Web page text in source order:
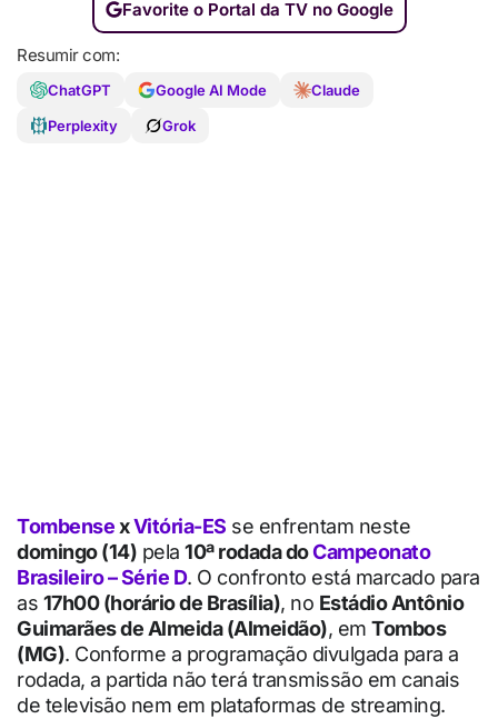
Favorite o Portal da TV no Google
Resumir com:
ChatGPT Google AI Mode
Claude
Perplexity
Grok
TombensexVitória-ES se enfrentam neste
domingo (14) pela 10ª rodada doCampeonato
Brasileiro – Série D. O confronto está marcado para
as 17h00 (horário de Brasília), no Estádio Antônio
Guimarães de Almeida (Almeidão), em Tombos
(MG). Conforme a programação divulgada para a
rodada, a partida não terá transmissão em canais
de televisão nem em plataformas de streaming.